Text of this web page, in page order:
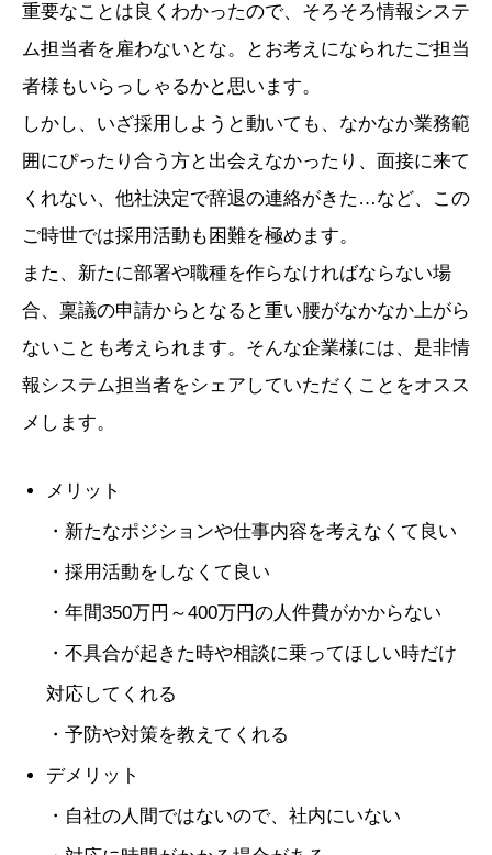
重要なことは良くわかったので、そろそろ情報システ
ム担当者を雇わないとな。とお考えになられたご担当
者様もいらっしゃるかと思います。
しかし、いざ採用しようと動いても、なかなか業務範
囲にぴったり合う方と出会えなかったり、面接に来て
くれない、他社決定で辞退の連絡がきた…など、この
ご時世では採用活動も困難を極めます。
また、新たに部署や職種を作らなければならない場
合、稟議の申請からとなると重い腰がなかなか上がら
ないことも考えられます。そんな企業様には、是非情
報システム担当者をシェアしていただくことをオスス
メします。
メリット
・新たなポジションや仕事内容を考えなくて良い
・採用活動をしなくて良い
・年間350万円～400万円の人件費がかからない
・不具合が起きた時や相談に乗ってほしい時だけ
対応してくれる
・予防や対策を教えてくれる
デメリット
・自社の人間ではないので、社内にいない